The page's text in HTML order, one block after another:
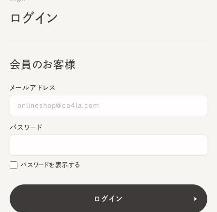
ログイン
会員のお客様
メールアドレス
パスワード
パスワードを表示する